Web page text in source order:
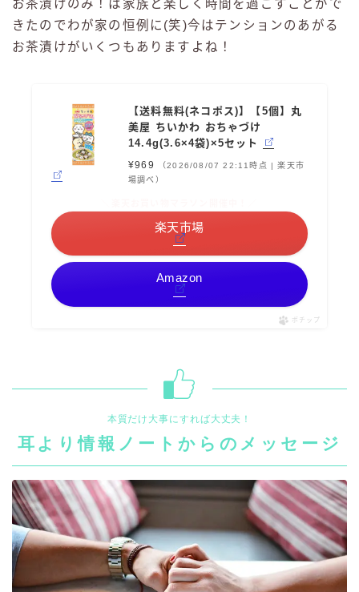
お茶漬けのみ！は家族と楽しく時間を過ごすことがで
きたのでわが家の恒例に(笑)今はテンションのあがる
お茶漬けがいくつもありますよね！
【送料無料(ネコポス)】【5個】丸
美屋 ちいかわ おちゃづけ
14.4g(3.6×4袋)×5セット
¥969
（2026/08/07 22:11時点 | 楽天市
場調べ）
Amazon
楽天市場
ポチップ
本質だけ大事にすれば大丈夫！
耳より情報ノートからのメッセージ